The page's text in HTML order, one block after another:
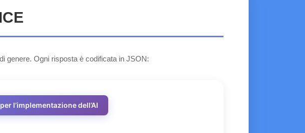
genere. Ogni risposta è codificata in JSON:
l’implementazione dell’AI